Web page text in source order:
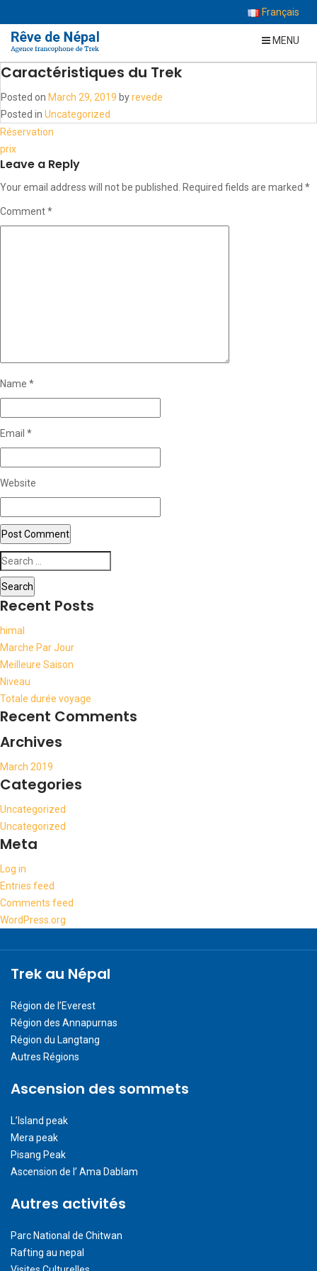
Français
MENU
Caractéristiques du Trek
Posted on March 29, 2019 byrevede
Posted in Uncategorized
Post
navigation
Réservation
prix
Leave a Reply
Your email address will not be published. Required fields are marked *
Comment*
Name *
Email *
Website
Search
for:
Recent Posts
himal
Marche Par Jour
Meilleure Saison
Niveau
Totale durée voyage
Recent Comments
Archives
March 2019
Categories
Uncategorized
Uncategorized
Meta
Log in
Entries feed
Comments feed
WordPress.org
Trek au Népal
Région de l’Everest
Région des Annapurnas
Région du Langtang
Autres Régions
Ascension des sommets
L’Island peak
Mera peak
Pisang Peak
Ascension de l’ Ama Dablam
Autres activités
Parc National de Chitwan
Rafting au nepal